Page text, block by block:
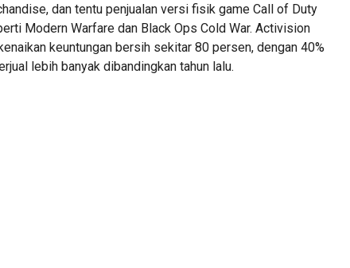
dan tentu penjualan versi fisik game Call of Duty
Modern Warfare dan Black Ops Cold War. Activision
keuntungan bersih sekitar 80 persen, dengan 40%
lebih banyak dibandingkan tahun lalu.